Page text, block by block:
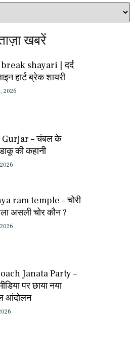
खबरें
shayari | दर्द
हार्ट ब्रेक शायरी
2026
Gurjar – चंबल के
की कहानी
ram temple – चोरी
असली चोर कौन ?
Janata Party –
पर छाया नया
आंदोलन